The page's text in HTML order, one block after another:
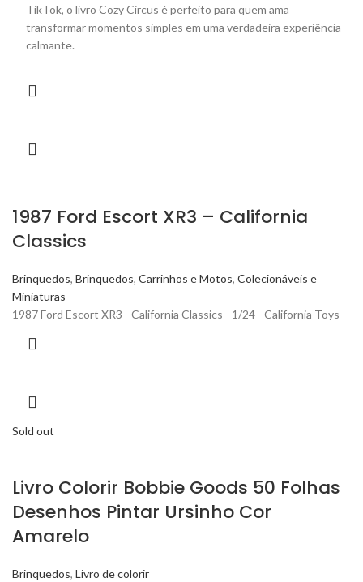
TikTok, o livro Cozy Circus é perfeito para quem ama
transformar momentos simples em uma verdadeira experiência
calmante.
1987 Ford Escort XR3 – California
Classics
Brinquedos, Brinquedos, Carrinhos e Motos, Colecionáveis e
Miniaturas
1987 Ford Escort XR3 - California Classics - 1/24 - California Toys
Sold out
Livro Colorir Bobbie Goods 50 Folhas
Desenhos Pintar Ursinho Cor
Amarelo
Brinquedos, Livro de colorir